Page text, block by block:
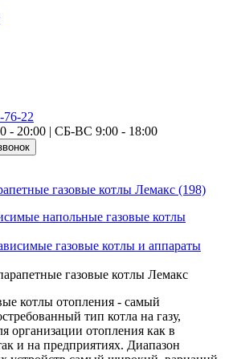
76-22
- 20:00 | СБ-ВС 9:00 - 18:00
звонок
газовые котлы Лемакс (198)
напольные газовые котлы
газовые котлы и аппараты
котлы отопления - самый
тип котла на газу,
организации отопления как в
и на предприятиях. Диапазон